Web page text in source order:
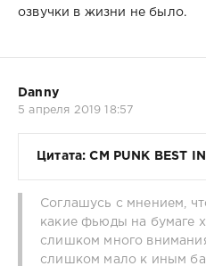
озвучки в жизни не было.
Danny
5 апреля 2019 18:57
Цитата: CM PUNK BEST
Соглашусь с мнением,
какие фьюды на бумаге
слишком много
слишком мало к иным